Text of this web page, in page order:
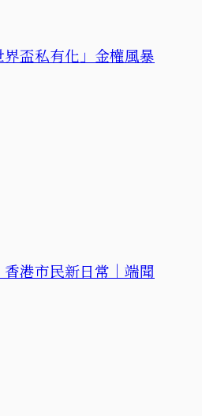
盃私有化」金權風暴
香港市民新日常｜端聞